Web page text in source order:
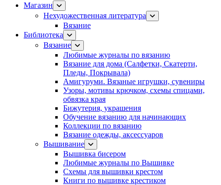
Магазин
Нехудожественная литература
Вязание
Библиотека
Вязание
Любимые журналы по вязанию
Вязание для дома (Салфетки, Скатерти,
Пледы, Покрывала)
Амигуруми. Вязаные игрушки, сувениры
Узоры, мотивы крючком, схемы спицами,
обвязка края
Бижутерия, украшения
Обучение вязанию для начинающих
Коллекции по вязанию
Вязание одежды, аксессуаров
Вышивание
Вышивка бисером
Любимые журналы по Вышивке
Схемы для вышивки крестом
Книги по вышивке крестиком